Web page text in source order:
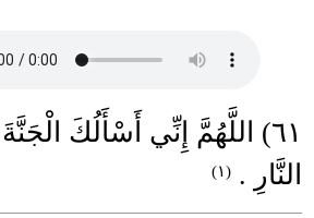
٦١) اللَّهُمَّ إِنِّي أَسْأَلُكَ
النَّارِ . (١)